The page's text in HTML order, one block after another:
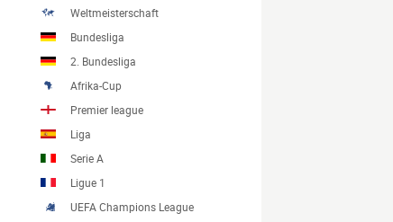
Weltmeisterschaft
Bundesliga
2. Bundesliga
Afrika-Cup
Premier league
Liga
Serie A
Ligue 1
UEFA Champions League